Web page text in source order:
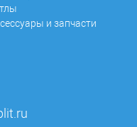
и запчасти